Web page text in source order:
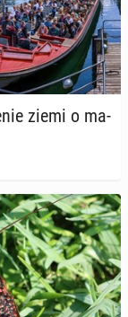
ziemi o ma­